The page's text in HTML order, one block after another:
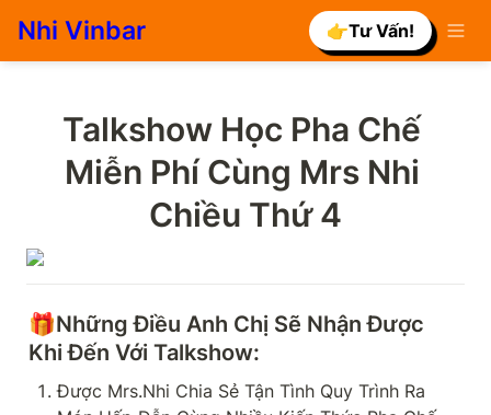
Nhi Vinbar 👉Tư Vấn!
Talkshow Học Pha Chế
Miễn Phí Cùng Mrs Nhi
Chiều Thứ 4
🎁Những Điều Anh Chị Sẽ Nhận Được
Khi Đến Với Talkshow:
Được Mrs.Nhi Chia Sẻ Tận Tình Quy Trình Ra